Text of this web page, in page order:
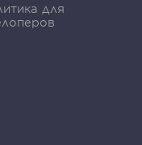
для